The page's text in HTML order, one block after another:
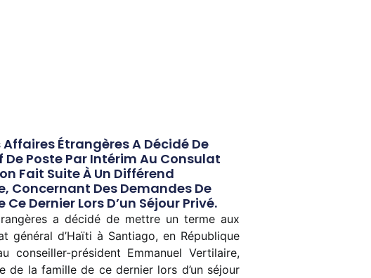
Affaires Étrangères A Décidé De
De Poste Par Intérim Au Consulat
Fait Suite À Un Différend
Concernant Des Demandes De
Dernier Lors D’un Séjour Privé.
a décidé de mettre un terme aux
d’Haïti à Santiago, en République
président Emmanuel Vertilaire,
de la famille de ce dernier lors d’un séjour